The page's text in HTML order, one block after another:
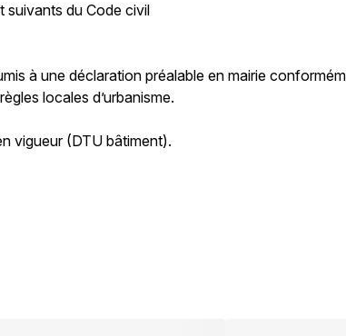
suivants du Code civil
à une déclaration préalable en mairie
locales d’urbanisme.
vigueur (DTU bâtiment).